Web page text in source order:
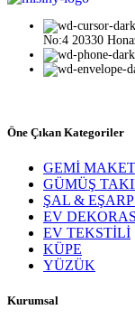
No:4 20330
Öne Çıkan Kategoriler
GEMİ
GÜMÜŞ
ŞAL &
EV
EV TEKSTİLİ
KÜPE
YÜZÜK
Kurumsal